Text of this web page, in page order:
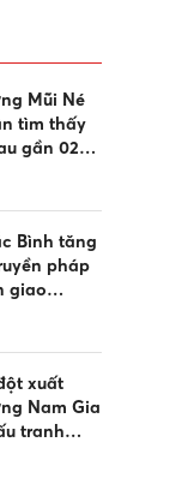
Mũi Né
tìm thấy
gần 02
Bình tăng
pháp
giao
xuất
Nam Gia
tranh